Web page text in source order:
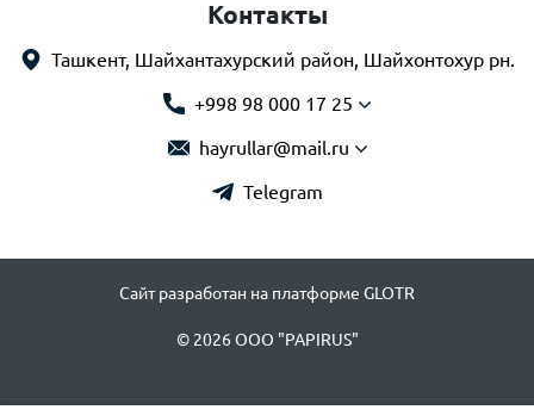
Контакты
Ташкент, Шайхантахурский район, Шайхонтохур рн.
+998 98 000 17 25
hayrullar@mail.ru
Telegram
Сайт разработан на платформе GLOTR
© 2026 OOO "PAPIRUS"